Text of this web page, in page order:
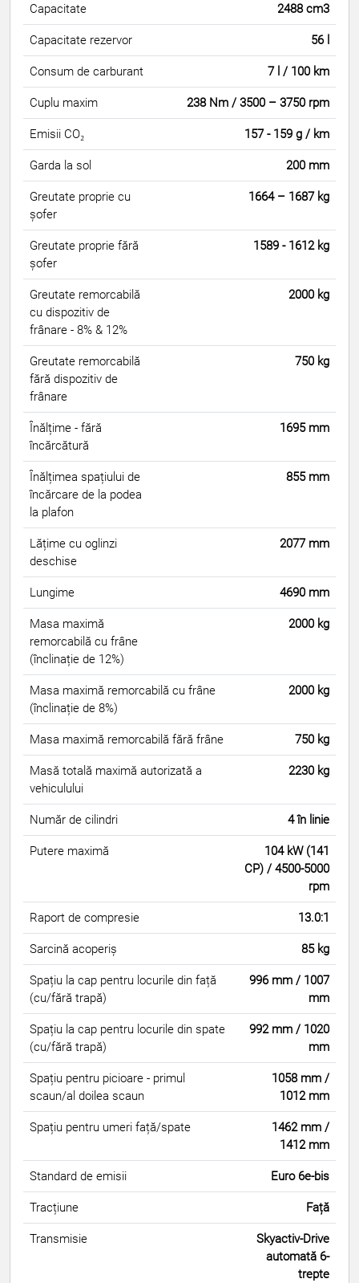
Capacitate 2488 cm3
Capacitate rezervor 56 l
Consum de carburant 7 l / 100 km
Cuplu maxim 238 Nm / 3500 – 3750 rpm
Emisii CO₂ 157 - 159 g / km
Garda la sol 200 mm
Greutate proprie cu
șofer
1664 – 1687 kg
Greutate proprie fără
șofer
1589 - 1612 kg
Greutate remorcabilă
cu dispozitiv de
frânare - 8% & 12%
2000 kg
Greutate remorcabilă
fără dispozitiv de
frânare
750 kg
Înălțime - fără
încărcătură
1695 mm
Înălțimea spațiului de
încărcare de la podea
la plafon
855 mm
Lățime cu oglinzi
deschise
2077 mm
Lungime 4690 mm
Masa maximă
remorcabilă cu frâne
(înclinație de 12%)
2000 kg
Masa maximă remorcabilă cu frâne
(înclinație de 8%)
2000 kg
Masa maximă remorcabilă fără frâne 750 kg
Masă totală maximă autorizată a
vehiculului
2230 kg
Număr de cilindri 4 în linie
Putere maximă
104 kW (141
CP) / 4500-5000
rpm
Raport de compresie 13.0:1
Sarcină acoperiș 85 kg
Spațiu la cap pentru locurile din față
(cu/fără trapă)
996 mm / 1007
mm
Spațiu la cap pentru locurile din spate
(cu/fără trapă)
992 mm / 1020
mm
Spațiu pentru picioare - primul
scaun/al doilea scaun
1058 mm /
1012 mm
Spațiu pentru umeri față/spate
1462 mm /
1412 mm
Standard de emisii Euro 6e-bis
Tracțiune Față
Transmisie
Skyactiv-Drive
automată 6-
trepte